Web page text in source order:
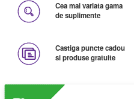
Cea mai variata gama
de suplimente
Castiga puncte cadou
si produse gratuite